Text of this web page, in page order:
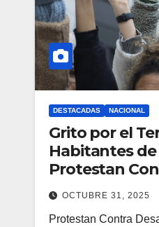
DESTACADAS NACIONAL
Grito por el
Habitantes de
Protestan
Centro Ágora
OCTUBRE 31, 2025
Protestan Contra